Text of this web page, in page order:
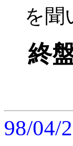
を聞
終
98/04/